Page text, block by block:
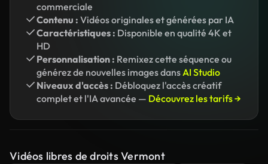
commerciale
Contenu : Vidéos originales et générées par IA
Caractéristiques : Disponible en qualité 4K et
HD
Personnalisation : Remixez cette séquence ou
générez de nouvelles images dansAI Studio
Niveaux d'accès : Débloquez l'accès créatif
complet et l'IA avancée — Découvrez les tarifs →
Vidéos libres de droits Vermont